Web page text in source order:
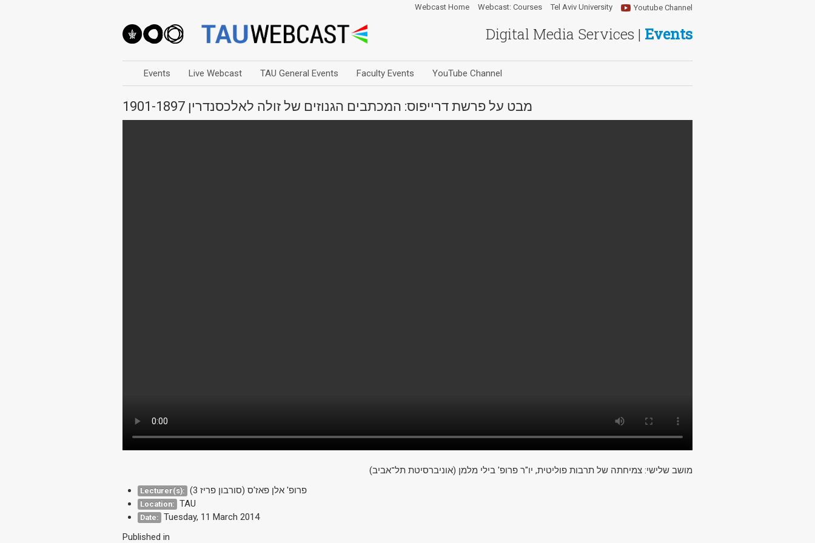
Digital Media Services | Events
Youtube Channel
Webcast Home Webcast: Courses Tel Aviv University
Events Live Webcast TAU General Events Faculty Events YouTube Channel
מבט על פרשת דרייפוס: המכתבים הגנוזים של זולה לאלכסנדרין 1901-1897
מושב שלישי: צמיחתה של תרבות פוליטית, יו"ר פרופ' בילי מלמן (אוניברסיטת תל־אביב)
Lecturer(s): פרופ' אלן פאז'ס (סורבון פריז 3)
Location: TAU
Date: Tuesday, 11 March 2014
Published in